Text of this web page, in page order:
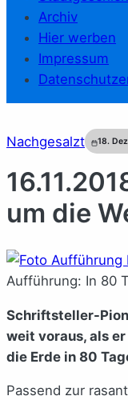
Archiv
Hier werben
Impressum
Nachgesalzt 18.
um die
Aufführung: In 80
Schriftsteller-
weit voraus, als er
die Erde in 80
Passend zur